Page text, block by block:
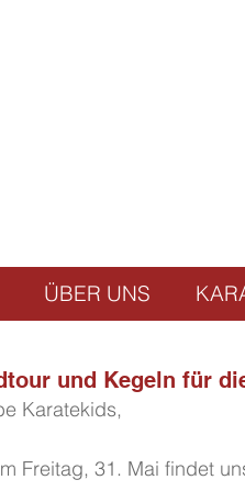
ÜBER UNS
und Kegeln für
Karatekids,